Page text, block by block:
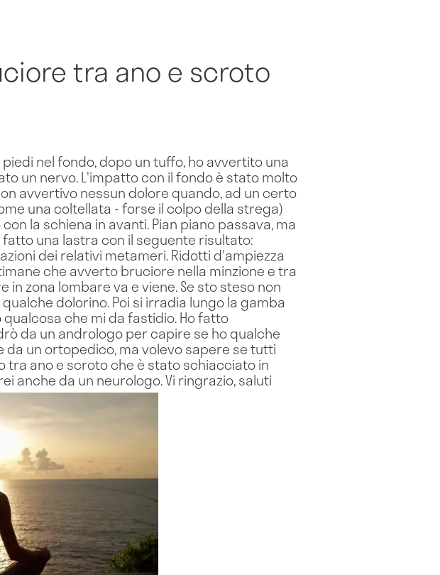
tra ano e scroto
nel fondo, dopo un tuffo, ho avvertito una
un nervo. L'impatto con il fondo è stato molto
avvertivo nessun dolore quando, ad un certo
una coltellata - forse il colpo della strega)
la schiena in avanti. Pian piano passava, ma
una lastra con il seguente risultato:
dei relativi metameri. Ridotti d'ampiezza
che avverto bruciore nella minzione e tra
zona lombare va e viene. Se sto steso non
dolorino. Poi si irradia lungo la gamba
che mi da fastidio. Ho fatto
da un andrologo per capire se ho qualche
un ortopedico, ma volevo sapere se tutti
ano e scroto che è stato schiacciato in
anche da un neurologo. Vi ringrazio, saluti